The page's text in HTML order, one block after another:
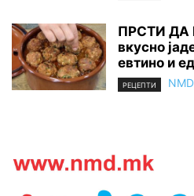
ПРСТИ
вкусно
евтино и
РЕЦЕПТИ NMD